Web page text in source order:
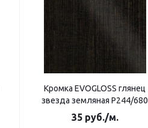
Кромка EVOGLOSS глянец
звезда земляная Р244/680
35руб./м.